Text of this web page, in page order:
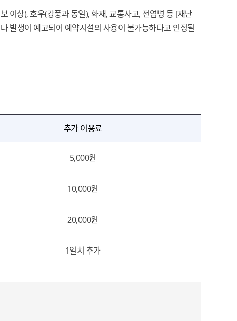
이상), 호우(강풍과 동일), 화재, 교통사고, 전염병 등 [재난
발생이 예고되어 예약시설의 사용이 불가능하다고 인정될
추가 이용료
5,000원
10,000원
20,000원
1일치 추가